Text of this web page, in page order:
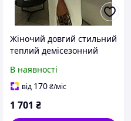
Жіночий довгий стильний
теплий демісезонний
42-46
В наявності
від 170₴/міс
1 701 ₴